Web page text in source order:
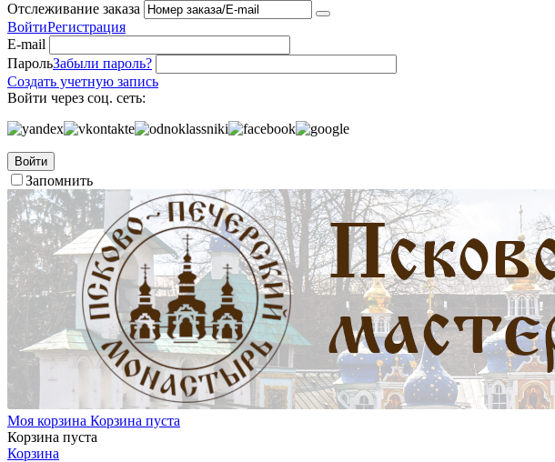
Отслеживание заказа
ВойтиРегистрация
E-mail
ПарольЗабыли пароль?
Создать учетную запись
Войти через соц. сеть:
Войти
Запомнить
Моя корзина Корзина пуста
Корзина пуста
Корзина